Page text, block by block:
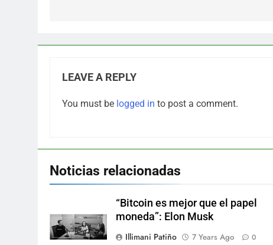
LEAVE A REPLY
You must be logged in to post a comment.
Noticias relacionadas
“Bitcoin es mejor que el papel
moneda”: Elon Musk
Illimani Patiño
7 Years Ago 0